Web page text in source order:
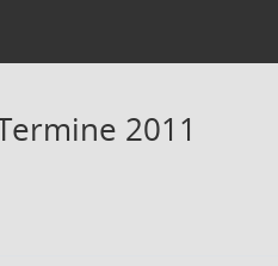
2011